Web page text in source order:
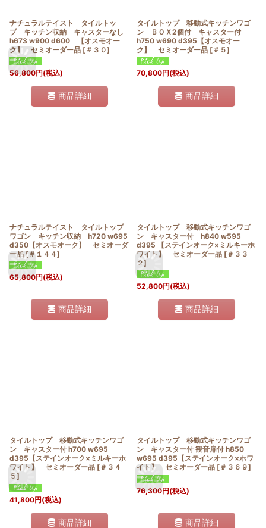
ナチュラルテイスト タイルトッ
プ キッチン収納 キャスターなし
h673 w900 d600 【オスモオー
ク】 セミオーダー品 [ ＃３０]
56,800円(税込)
商品詳細
タイルトップ 移動式キッチンワゴ
ン ＢＯＸ2個付 キャスター付
h750 w690 d395【オスモオー
ク】 セミオーダー品 [ ＃５]
70,800円(税込)
商品詳細
ナチュラルテイスト タイルトップ
ワゴン キッチン収納 h720 w695
d350【オスモオーク】 セミオーダ
ー品 [ ＃１４４]
65,800円(税込)
商品詳細
タイルトップ 移動式キッチンワゴ
ン キャスター付 h840 w595
d395 【ステインオーク×ミルキーホ
ワイト】 セミオーダー品 [ ＃３３
２]
52,800円(税込)
商品詳細
タイルトップ 移動式キッチンワゴ
ン キャスター付 h700 w695
d395【ステインオーク×ミルキーホ
ワイト】 セミオーダー品 [ ＃３４
５]
41,800円(税込)
商品詳細
タイルトップ 移動式キッチンワゴ
ン キャスター付 観音扉付 h850
w695 d395【ステインオーク×ホワ
イト】 セミオーダー品 [ ＃３６９]
76,300円(税込)
商品詳細